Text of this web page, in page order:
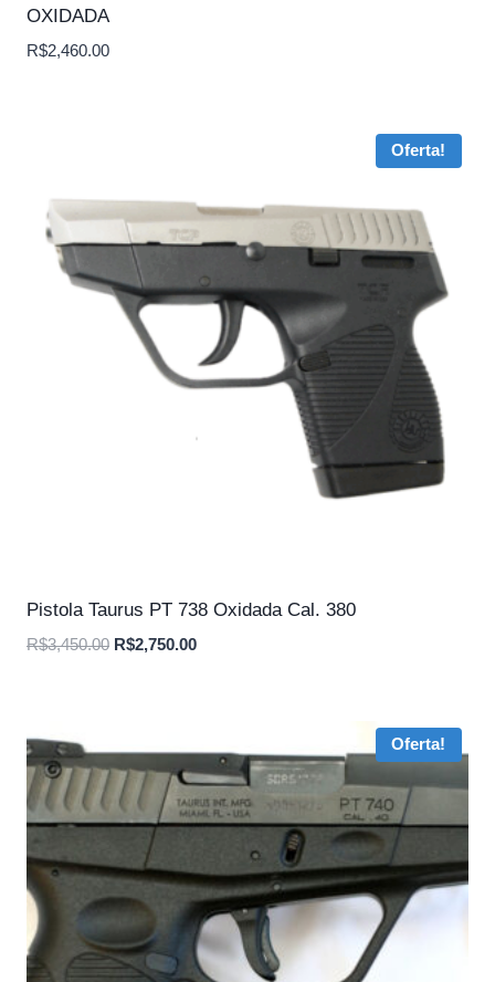
OXIDADA
R$2,460.00
Oferta!
Pistola Taurus PT 738 Oxidada Cal. 380
R$3,450.00 O
R$2,750.00O
Oferta!